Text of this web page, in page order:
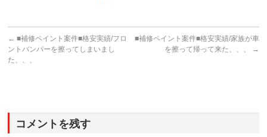
← ■補修ペイント案件■格安実績/フロ
ントバンパーを擦ってしまいまし
た、、、
■補修ペイント案件■格安実績/家族が車
を擦って帰って来た、、、
→
コメントを残す